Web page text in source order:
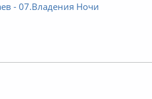
- 07.Владения Ночи